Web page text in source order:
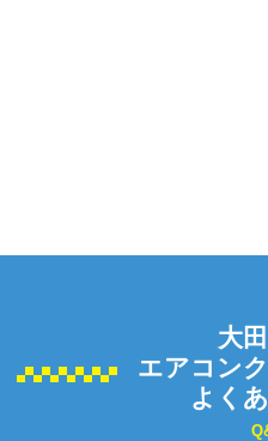
大
エアコン
よく